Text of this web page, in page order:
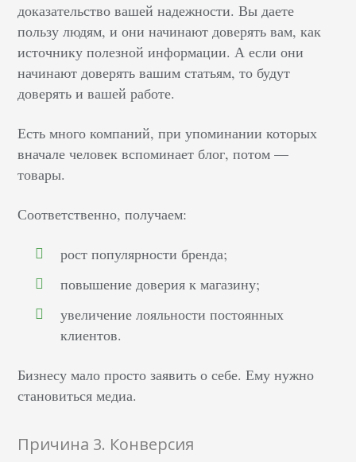
доказательство вашей надежности. Вы даете
пользу людям, и они начинают доверять вам, как
источнику полезной информации. А если они
начинают доверять вашим статьям, то будут
доверять и вашей работе.
Есть много компаний, при упоминании которых
вначале человек вспоминает блог, потом —
товары.
Соответственно, получаем:
рост популярности бренда;
повышение доверия к магазину;
увеличение лояльности постоянных
клиентов.
Бизнесу мало просто заявить о себе. Ему нужно
становиться медиа.
Причина 3. Конверсия